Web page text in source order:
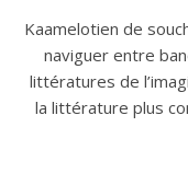
Kaamelotien de
naviguer entre
littératures de
la littérature plus